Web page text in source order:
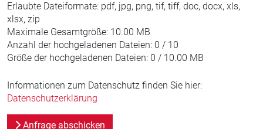
Erlaubte Dateiformate: pdf, jpg, png, tif, tiff, doc, docx, xls,
xlsx, zip
Maximale Gesamtgröße: 10.00 MB
Anzahl der hochgeladenen Dateien: 0 / 10
Größe der hochgeladenen Dateien: 0 / 10.00 MB
Informationen zum Datenschutz finden Sie hier:
Datenschutzerklärung
Anfrage abschicken